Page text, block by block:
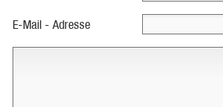
E-Mail - Adresse